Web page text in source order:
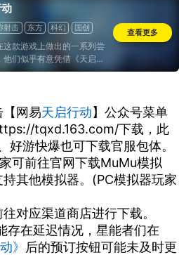
射击 东方 科幻
国创
这款游戏上做出的一系列尝
他们似乎有意凭借《天启行
一片新天地...
查看更多
网易天启行动】公众号菜单
tqxd.163.com/下载，此
好游快爆也可下载官服包体。
可前往官网下载MuMu模拟
其他模拟器。(PC模拟器玩家
对应渠道商店进行下载。
存在延迟情况，星能者们在
》 后的预订按钮可能未及时更